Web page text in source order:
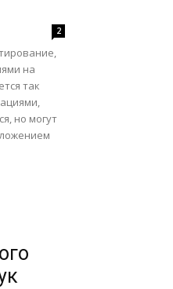
2
на
так
но могут